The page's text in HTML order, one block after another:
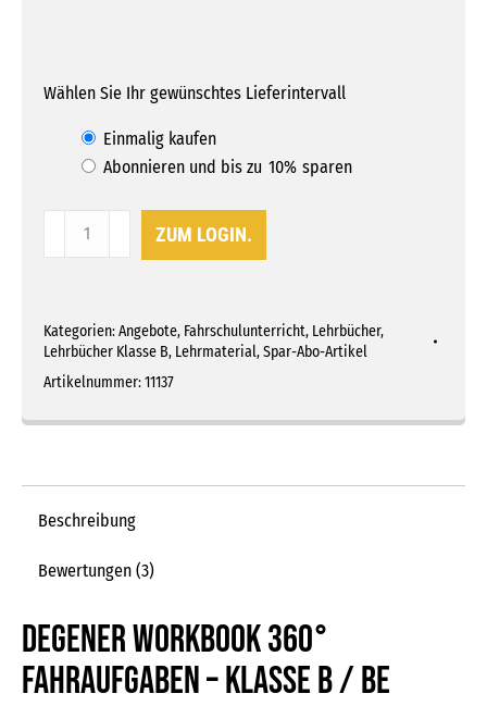
Wählen Sie Ihr gewünschtes Lieferintervall
Wähle
eine
Kaufart
aus
Einmalig kaufen
Abonnieren und bis zu 10% sparen
Workbook
Menge
ZUM LOGIN.
Kategorien:Angebote, Fahrschulunterricht, Lehrbücher,
Lehrbücher Klasse B, Lehrmaterial,Spar-Abo-Artikel
Artikelnummer:11137
Beschreibung
Bewertungen (3)
DEGENER Workbook 360°
Fahraufgaben – Klasse B / BE